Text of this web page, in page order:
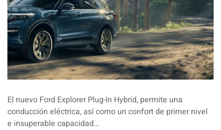
El nuevo Ford Explorer Plug-In Hybrid, permite una
conducción eléctrica, así como un confort de primer nivel
e insuperable capacidad…